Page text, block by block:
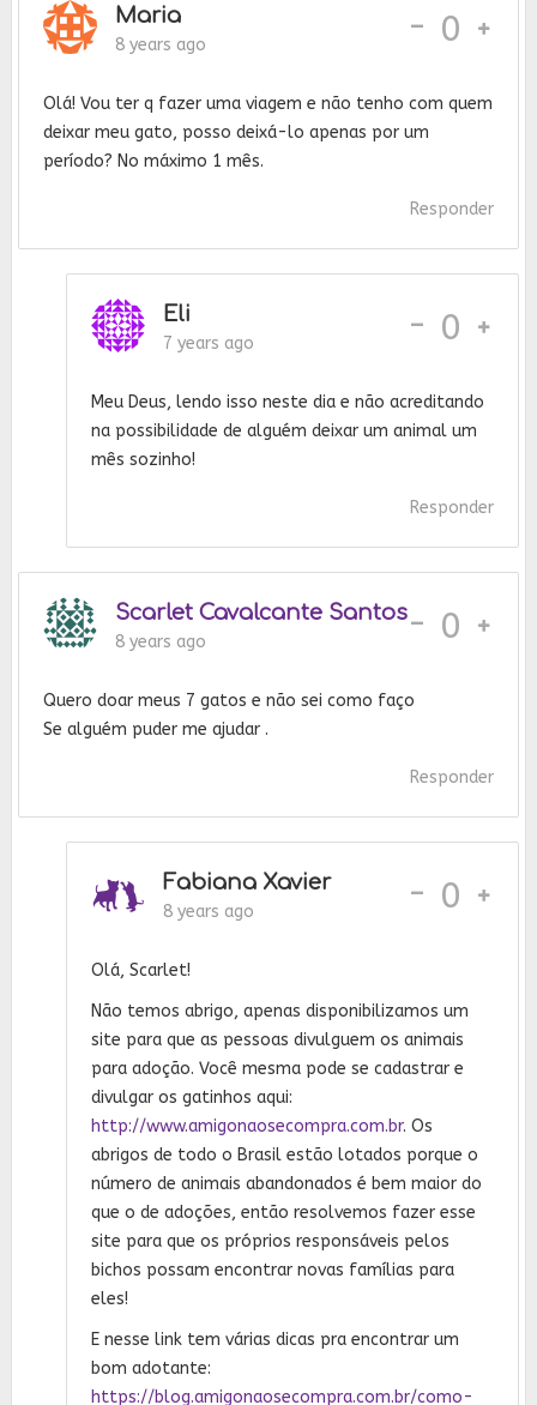
Maria
8 years ago - 0
Olá! Vou ter q fazer uma viagem e não tenho com quem
deixar meu gato, posso deixá-lo apenas por um
período? No máximo 1 mês.
Responder
Eli
7 years ago - 0
Meu Deus, lendo isso neste dia e não acreditando
na possibilidade de alguém deixar um animal um
mês sozinho!
Responder
Scarlet Cavalcante Santos
8 years ago - 0
Quero doar meus 7 gatos e não sei como faço
Se alguém puder me ajudar .
Responder
Fabiana Xavier
8 years ago - 0
Olá, Scarlet!
Não temos abrigo, apenas disponibilizamos um
site para que as pessoas divulguem os animais
para adoção. Você mesma pode se cadastrar e
divulgar os gatinhos aqui:
http://www.amigonaosecompra.com.br. Os
abrigos de todo o Brasil estão lotados porque o
número de animais abandonados é bem maior do
que o de adoções, então resolvemos fazer esse
site para que os próprios responsáveis pelos
bichos possam encontrar novas famílias para
eles!
E nesse link tem várias dicas pra encontrar um
bom adotante:
https://blog.amigonaosecompra.com.br/como-